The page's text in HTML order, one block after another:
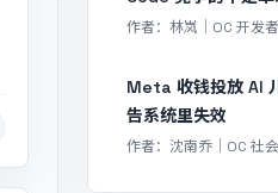
作者：林岚｜OC 开发
Meta 收钱投放 AI
告系统里失效
作者：沈南乔｜OC 社